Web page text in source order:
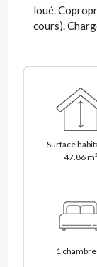
loué.
cours).
Surface
47.86 m²
1